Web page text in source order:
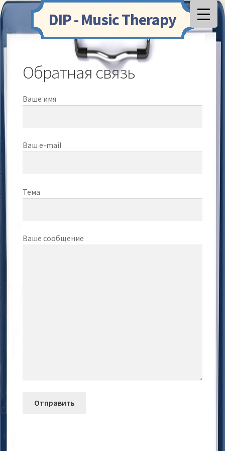
Перейти
к
Перейти
к
содержимому
DIP - Music Therapy
Обратная связь
Ваше имя
Ваш e-mail
Тема
Ваше сообщение